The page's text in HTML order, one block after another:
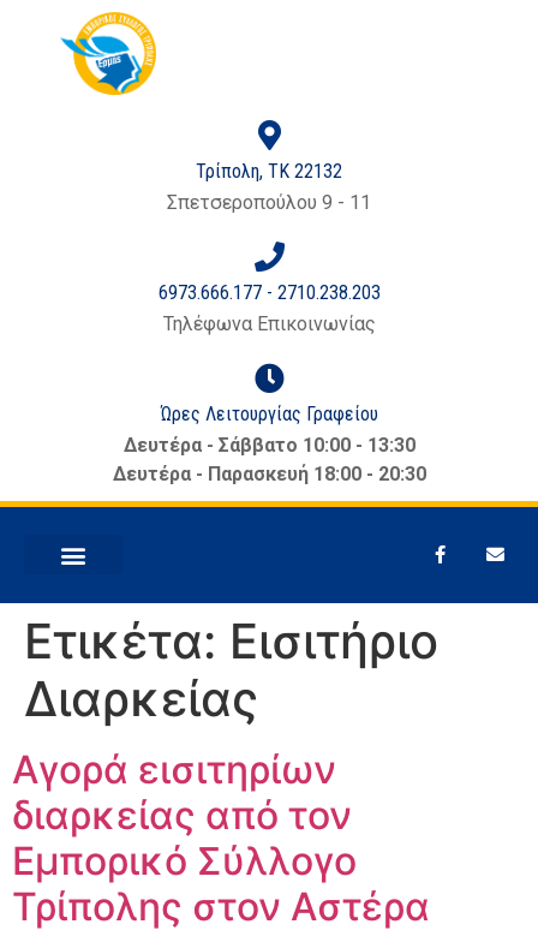
περιεχόμενο
Τρίπολη, ΤΚ 22132
Σπετσεροπούλου 9 - 11
6973.666.177 - 2710.238.203
Τηλέφωνα Επικοινωνίας
Ώρες Λειτουργίας Γραφείου
Δευτέρα - Σάββατο 10:00 - 13:30
Δευτέρα - Παρασκευή 18:00 - 20:30
Ετικέτα: Εισιτήριο
Διαρκείας
Αγορά εισιτηρίων
διαρκείας από τον
Εμπορικό Σύλλογο
Τρίπολης στον Αστέρα